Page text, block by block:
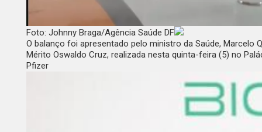
Foto: Johnny Braga/Agência Saúde DF
O balanço foi apresentado pelo ministro da Saúde, Marcelo
Mérito Oswaldo Cruz, realizada nesta quinta-feira (5) no
Pfizer